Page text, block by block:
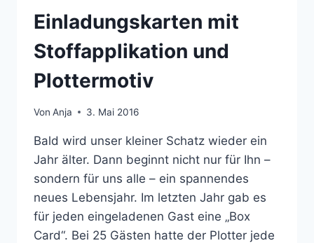
Einladungskarten mit
Stoffapplikation und
Plottermotiv
Von Anja 3. Mai 2016
Bald wird unser kleiner Schatz wieder ein
Jahr älter. Dann beginnt nicht nur für Ihn –
sondern für uns alle – ein spannendes
neues Lebensjahr. Im letzten Jahr gab es
für jeden eingeladenen Gast eine „Box
Card“. Bei 25 Gästen hatte der Plotter jede